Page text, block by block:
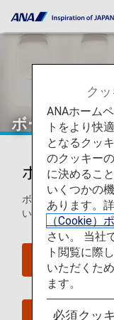
ボーイング
ボーイング
ボーイング767-
いたします。
ク
ANAホーム
トをより快
となるクッ
のクッキー
に決めるこ
いくつかの
あります。詳
（Cookie）
さい。 当社
ト閲覧に際
いただくた
ます。
必須クッ